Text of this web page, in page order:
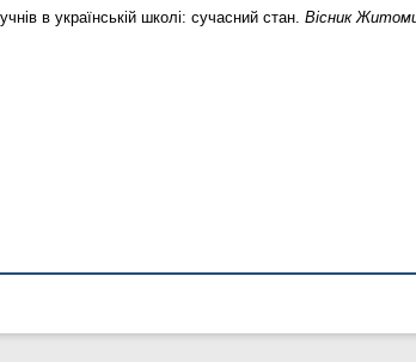
в українській школі: сучасний стан. Вісник